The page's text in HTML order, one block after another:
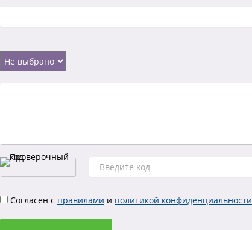
Согласен с правилами и политикой конфиденциальности